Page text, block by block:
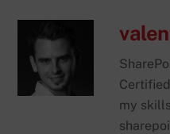
my